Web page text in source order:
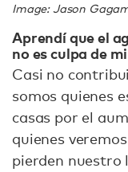
Image: Jason
Aprendí que el
no es culpa de
Casi no
somos quienes
casas por el
quienes
pierden nuestro